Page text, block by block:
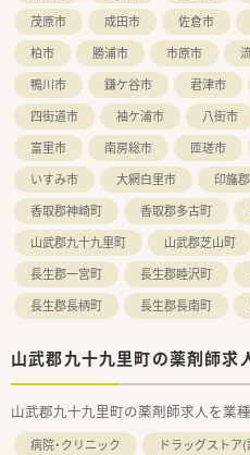
茂原市
成田市 佐倉市
柏市
勝浦市 市原市
鴨川市
鎌ケ谷市 君津市
四街道市
袖ケ浦市 八街市
富里市
南房総市 匝瑳市
いすみ市
大網白里市 印旛
香取郡神崎町
香取郡多古町
山武郡九十九里町
山武郡芝山町
長生郡一宮町
長生郡睦沢町
長生郡長柄町
長生郡長南町
山武郡九十九里町の薬剤師求
山武郡九十九里町の薬剤師求人を業
病院・クリニック ドラッグストア